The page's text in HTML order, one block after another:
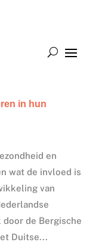
in hun
en
wat de invloed is
van
de Bergische
Duitse...